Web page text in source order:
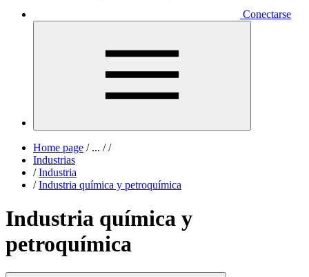
Conectarse
Home page /... / /
Industrias
/ Industria
/ Industria química y petroquímica
Industria química y
petroquímica